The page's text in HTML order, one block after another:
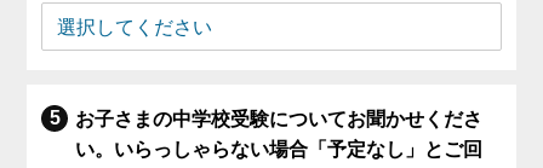
お子さまの中学校受験についてお聞かせくださ
い。いらっしゃらない場合「予定なし」とご回